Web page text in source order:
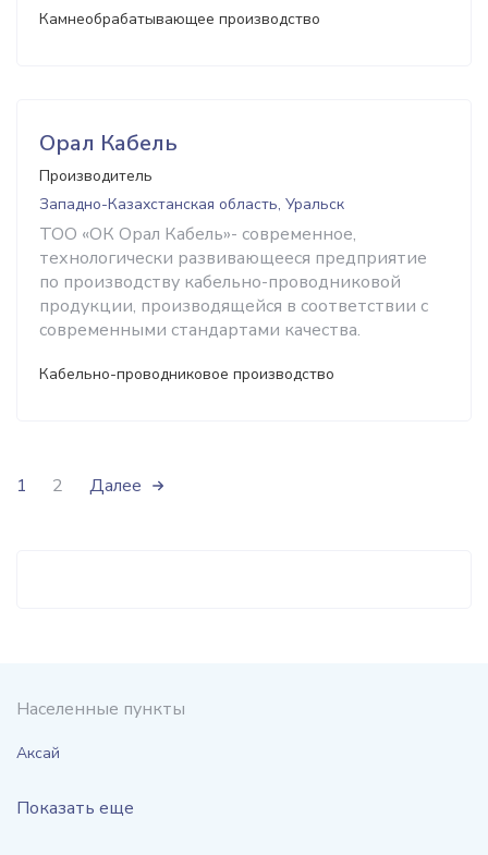
Камнеобрабатывающее производство
Орал Кабель
Производитель
Западно-Казахстанская область, Уральск
ТОО «ОК Орал Кабель»- современное,
технологически развивающееся предприятие
по производству кабельно-проводниковой
продукции, производящейся в соответствии с
современными стандартами качества.
Кабельно-проводниковое производство
1 2 Далее
Населенные пункты
Аксай
Показать еще